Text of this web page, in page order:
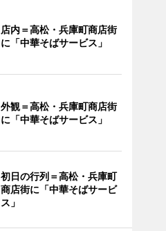
店内＝高松・兵庫町商店街
に「中華そばサービス」
外観＝高松・兵庫町商店街
に「中華そばサービス」
初日の行列＝高松・兵庫町
商店街に「中華そばサービ
ス」